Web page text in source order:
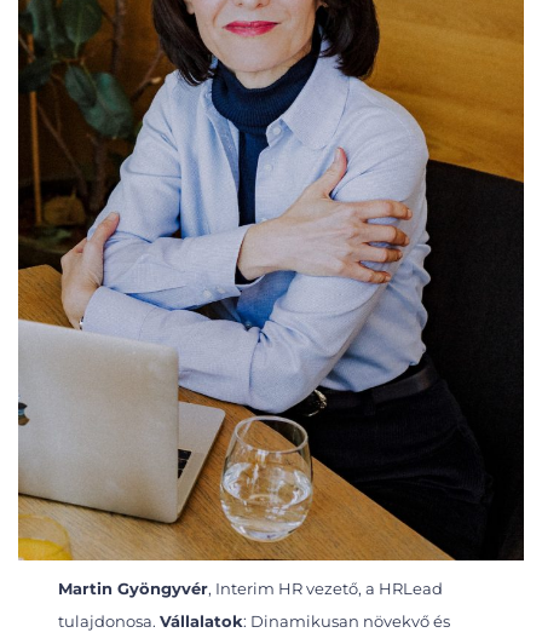
Martin Gyöngyvér, Interim HR vezető, a HRLead
tulajdonosa.Vállalatok: Dinamikusan növekvő és